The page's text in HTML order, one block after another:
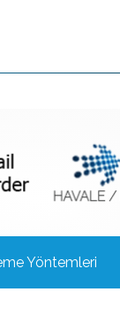
Yöntemleri